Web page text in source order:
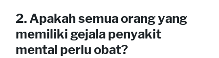
2. Apakah semua orang yang
memiliki gejala penyakit
mental perlu obat?